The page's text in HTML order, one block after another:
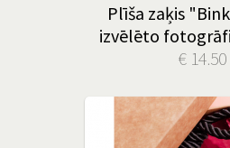
Plīša zaķis
izvēlēto
€ 14.50